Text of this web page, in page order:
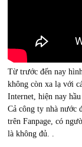
Từ trước đến nay
không còn xa lạ với
Internet, hiện nay
Cả công ty nhà nước
trên Fanpage, có
là không đủ. .